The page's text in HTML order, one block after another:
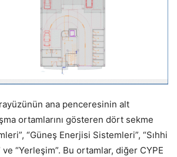
ana penceresinin alt
ortamlarını gösteren dört sekme
“Güneş Enerjisi Sistemleri”, “Sıhhi
“Yerleşim”. Bu ortamlar, diğer CYPE